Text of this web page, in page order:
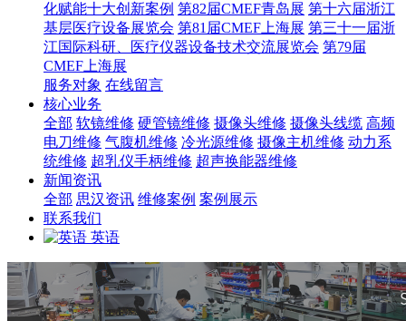
化赋能十大创新案例 第82届CMEF青岛展 第十六届浙江
基层医疗设备展览会 第81届CMEF上海展 第三十一届浙
江国际科研、医疗仪器设备技术交流展览会 第79届
CMEF上海展
服务对象 在线留言
核心业务
全部 软镜维修 硬管镜维修 摄像头维修 摄像头线缆 高频
电刀维修 气腹机维修 冷光源维修 摄像主机维修 动力系
统维修 超乳仪手柄维修 超声换能器维修
新闻资讯
全部 思汉资讯 维修案例 案例展示
联系我们
英语